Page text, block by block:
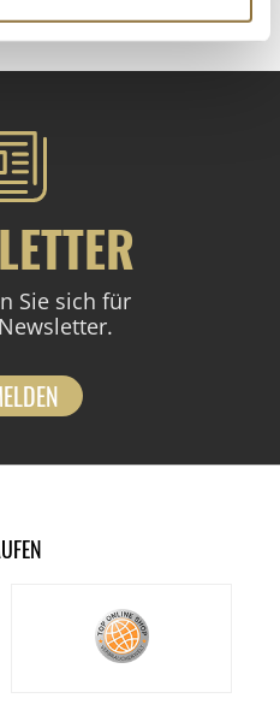
Sie sich für